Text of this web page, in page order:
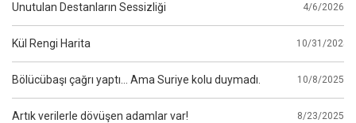
Unutulan Destanların Sessizliği 4/6/2026
Kül Rengi Harita 10/31/2025
Bölücübaşı çağrı yaptı… Ama Suriye kolu duymadı. 10/8/2025
Artık verilerle dövüşen adamlar var! 8/23/2025